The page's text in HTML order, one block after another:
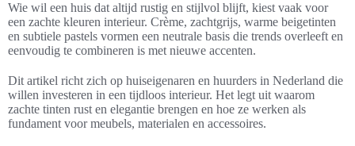
Wie wil een huis dat altijd rustig en stijlvol blijft, kiest vaak voor
een zachte kleuren interieur. Crème, zachtgrijs, warme beigetinten
en subtiele pastels vormen een neutrale basis die trends overleeft en
eenvoudig te combineren is met nieuwe accenten.
Dit artikel richt zich op huiseigenaren en huurders in Nederland die
willen investeren in een tijdloos interieur. Het legt uit waarom
zachte tinten rust en elegantie brengen en hoe ze werken als
fundament voor meubels, materialen en accessoires.